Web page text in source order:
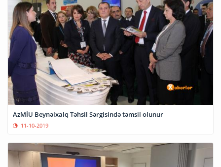
AzMİU Beynəlxalq Təhsil Sərgisində təmsil olunur
11-10-2019